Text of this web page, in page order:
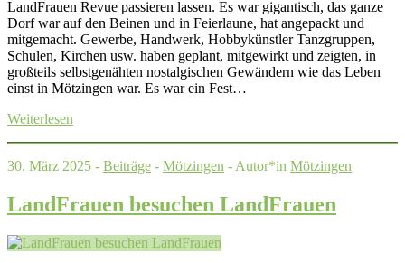
LandFrauen Revue passieren lassen. Es war gigantisch, das ganze
Dorf war auf den Beinen und in Feierlaune, hat angepackt und
mitgemacht. Gewerbe, Handwerk, Hobbykünstler Tanzgruppen,
Schulen, Kirchen usw. haben geplant, mitgewirkt und zeigten, in
großteils selbstgenähten nostalgischen Gewändern wie das Leben
einst in Mötzingen war. Es war ein Fest…
Weiterlesen
30. März 2025 - Beiträge - Mötzingen - Autor*in Mötzingen
LandFrauen besuchen LandFrauen